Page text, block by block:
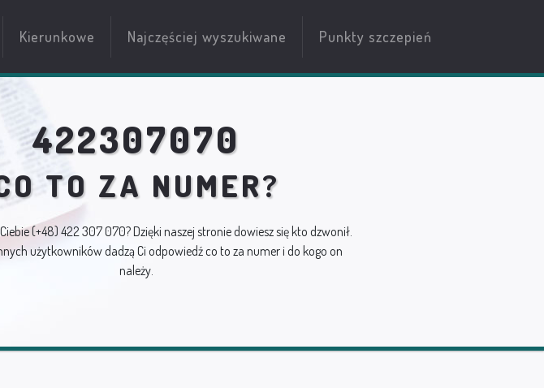
Kierunkowe Najczęściej wyszukiwane Punkty szczepień
422307070
TO ZA NUMER?
(+48) 422 307 070? Dzięki naszej stronie dowiesz się kto dzwonił.
użytkowników dadzą Ci odpowiedź co to za numer i do kogo on
należy.